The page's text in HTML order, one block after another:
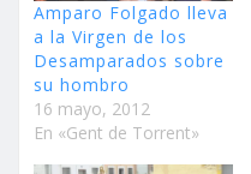
Amparo Folgado lleva
a la Virgen de los
Desamparados sobre
su hombro
16 mayo, 2012
En «Gent de Torrent»